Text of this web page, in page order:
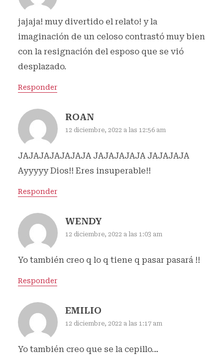
jajaja! muy divertido el relato! y la
imaginación de un celoso contrastó muy bien
con la resignación del esposo que se vió
desplazado.
Responder
ROAN
12 diciembre, 2022 a las 12:56 am
JAJAJAJAJAJAJA JAJAJAJAJA JAJAJAJA
Ayyyyy Dios!! Eres insuperable!!
Responder
WENDY
12 diciembre, 2022 a las 1:03 am
Yo también creo q lo q tiene q pasar pasará !!
Responder
EMILIO
12 diciembre, 2022 a las 1:17 am
Yo también creo que se la cepillo…